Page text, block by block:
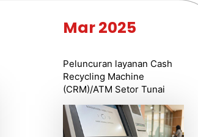
Mar 2025
Peluncuran layanan Cash
Recycling Machine
(CRM)/ATM Setor Tunai